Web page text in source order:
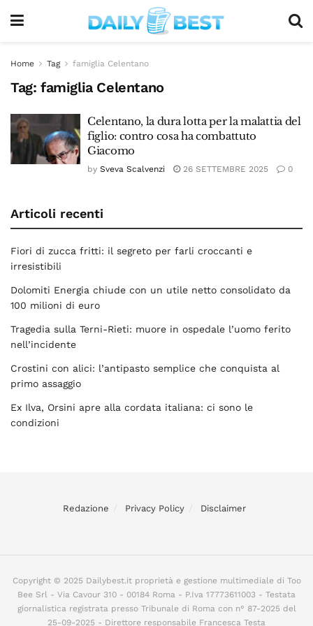
Home Tag famiglia Celentano
Tag: famiglia Celentano
Celentano, la dura lotta per la malattia del
figlio: contro cosa ha combattuto
Giacomo
by Sveva Scalvenzi 26 SETTEMBRE 2025 0
Articoli recenti
Fiori di zucca fritti: il segreto per farli croccanti e
irresistibili
Dolomiti Energia chiude con un utile netto consolidato da
100 milioni di euro
Tragedia sulla Terni-Rieti: muore in ospedale l’uomo ferito
nell’incidente
Crostini con alici: l’antipasto semplice che conquista al
primo assaggio
Ex Ilva, Orsini apre alla cordata italiana: ci sono le
condizioni
Redazione Privacy Policy Disclaimer
Copyright © 2025 Dailybest.it proprietà e gestione multimediale di Too
Bee Srl - Via Cavour 310 - 00184 Roma - P.Iva 17773611003 - Testata
giornalistica registrata presso Tribunale di Roma con n° 87-2025 del
25-09-2025 - Direttore responsabile Francesca Testa